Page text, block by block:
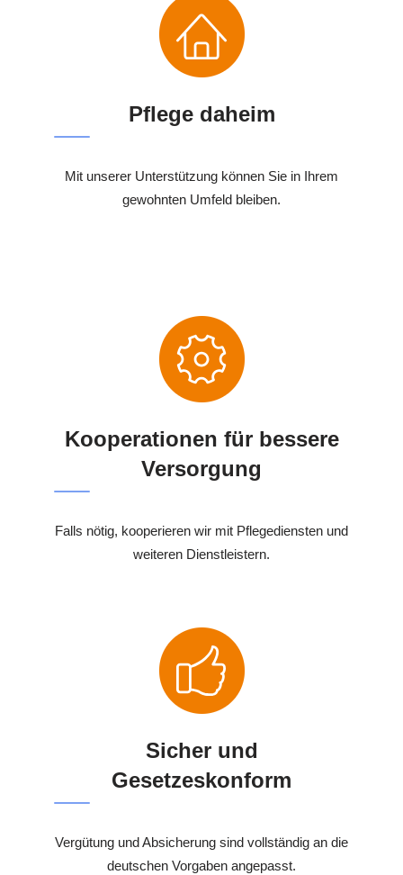
Pflege daheim
Mit unserer Unterstützung können Sie in Ihrem
gewohnten Umfeld bleiben.
Kooperationen für bessere
Versorgung
Falls nötig, kooperieren wir mit Pflegediensten und
weiteren Dienstleistern.
Sicher und
Gesetzeskonform
Vergütung und Absicherung sind vollständig an die
deutschen Vorgaben angepasst.